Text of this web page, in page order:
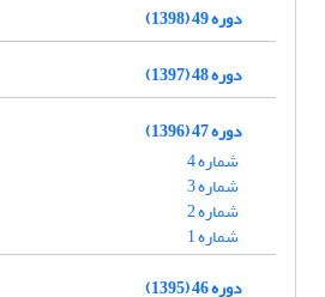
دوره 49 (1398)
دوره 48 (1397)
دوره 47 (1396)
شماره 4
شماره 3
شماره 2
شماره 1
دوره 46 (1395)